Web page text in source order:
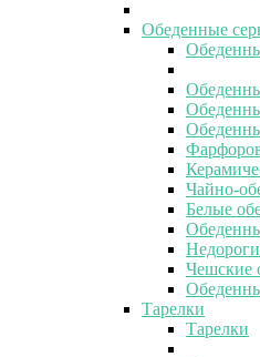
Обеденные
Чайно-
Белые
Чешские
Тарелки
Тарелки